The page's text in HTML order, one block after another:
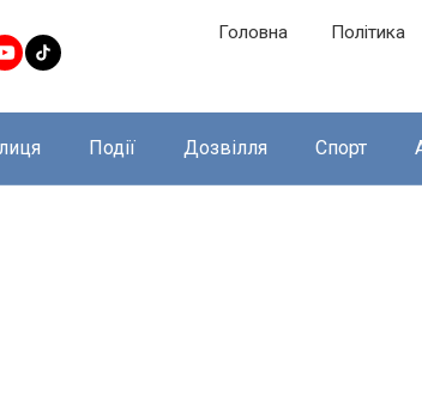
Головна Політика
Події Дозвілля Спорт